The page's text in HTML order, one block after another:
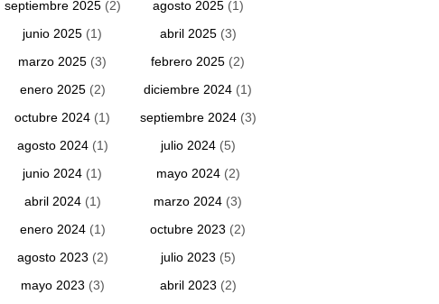
septiembre 2025(2) agosto 2025(1)
junio 2025 (1) abril 2025(3)
marzo 2025 (3) febrero 2025 (2)
enero 2025(2) diciembre 2024 (1)
octubre 2024 (1) septiembre 2024(3)
agosto 2024(1) julio 2024(5)
junio 2024 (1) mayo 2024(2)
abril 2024(1) marzo 2024 (3)
enero 2024(1) octubre 2023 (2)
agosto 2023 (2) julio 2023 (5)
mayo 2023 (3) abril 2023 (2)